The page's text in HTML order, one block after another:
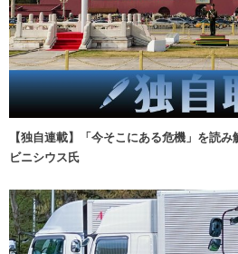
【独自連載】「今そこにある危機」を読
ビニシウス氏